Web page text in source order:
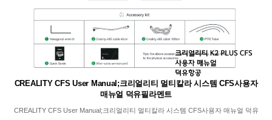
CREALITY CFS User Manual;크리얼리티 멀티칼라 시스템 CFS사용자
매뉴얼 덕유필라멘트
CREALITY CFS User Manual;크리얼리티 멀티칼라 시스템 CFS사용자 매뉴얼 덕유